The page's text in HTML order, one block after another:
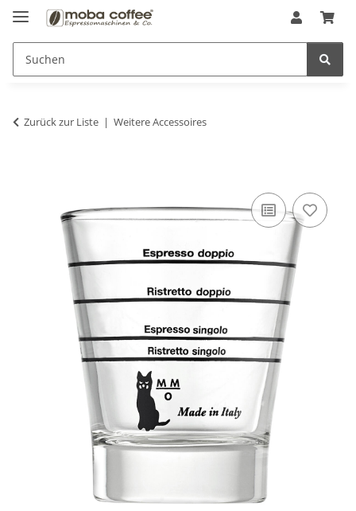
Zurück zur Liste Weitere Accessoires